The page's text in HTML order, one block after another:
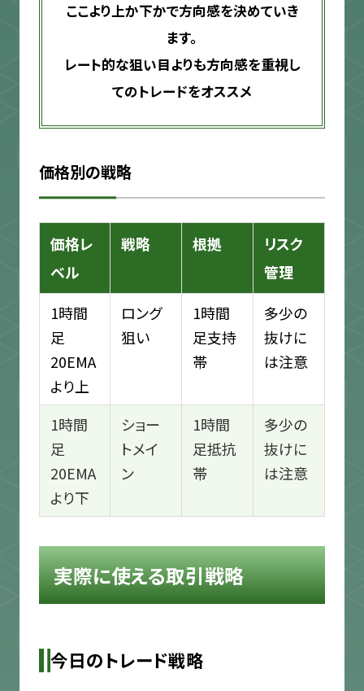
ここより上か下かで方向感を決めていき
ます。
レート的な狙い目よりも方向感を重視し
てのトレードをオススメ
価格別の戦略
価格レ
ベル
戦略 根拠
リスク
管理
1時間
足
20EMA
より上
ロング
狙い
1時間
足支持
帯
多少の
抜けに
は注意
1時間
足
20EMA
より下
ショー
トメイ
ン
1時間
足抵抗
帯
多少の
抜けに
は注意
実際に使える取引戦略
今日のトレード戦略